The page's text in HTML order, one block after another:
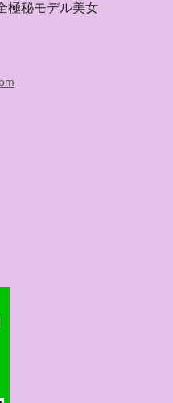
極秘モデル美女